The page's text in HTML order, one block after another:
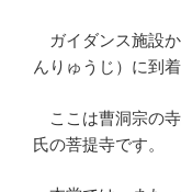
ガイダンス施設
んりゅうじ）に到着
ここは曹洞宗の寺
氏の菩提寺です。